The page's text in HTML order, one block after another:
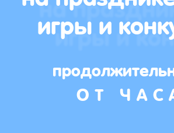
игры и
ОТ